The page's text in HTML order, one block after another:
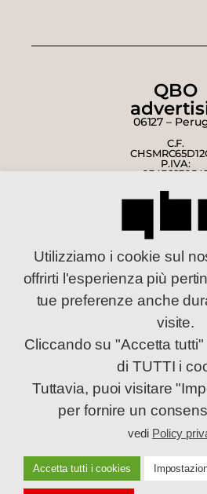
QBO
06127 –
C.F.
P.IVA:
C.F.
MENU
privacy policy
Utilizziamo i cookie sul
offrirti l'esperienza più
tue preferenze anche
visite.
Cliccando su "Accetta
di TUTTI i
Tuttavia, puoi visitare
per fornire un
vedi Policy
Accetta tutti i cookies